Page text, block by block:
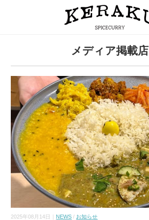
メディア掲載店
2025年08月14日｜ NEWS / お知らせ